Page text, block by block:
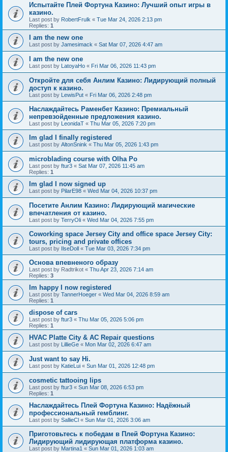
Испытайте Плей Фортуна Казино: Лучший опыт игры в
казино.
Last post by RobertFrulk « Tue Mar 24, 2026 2:13 pm
Replies: 1
I am the new one
Last post by Jamesimack « Sat Mar 07, 2026 4:47 am
I am the new one
Last post by LatoyaHo « Fri Mar 06, 2026 11:43 pm
Откройте для себя Анлим Казино: Лидирующий полный
доступ к казино.
Last post by LewisPut « Fri Mar 06, 2026 2:48 pm
Наслаждайтесь Раменбет Казино: Премиальный
непревзойденные предложения казино.
Last post by LeonidaT « Thu Mar 05, 2026 7:20 pm
Im glad I finally registered
Last post by AltonSnink « Thu Mar 05, 2026 1:43 pm
microblading course with Olha Po
Last post by ftur3 « Sat Mar 07, 2026 11:45 am
Replies: 1
Im glad I now signed up
Last post by PilarE98 « Wed Mar 04, 2026 10:37 pm
Посетите Анлим Казино: Лидирующий магические
впечатления от казино.
Last post by TerryOli « Wed Mar 04, 2026 7:55 pm
Coworking space Jersey City and office space Jersey City:
tours, pricing and private offices
Last post by IlseDoll « Tue Mar 03, 2026 7:34 pm
Основа впевненого образу
Last post by Radtrikot « Thu Apr 23, 2026 7:14 am
Replies: 3
Im happy I now registered
Last post by TannerHoeger « Wed Mar 04, 2026 8:59 am
Replies: 1
dispose of cars
Last post by ftur3 « Thu Mar 05, 2026 5:06 pm
Replies: 1
HVAC Platte City & AC Repair questions
Last post by LillieGe « Mon Mar 02, 2026 6:47 am
Just want to say Hi.
Last post by KatieLui « Sun Mar 01, 2026 12:48 pm
cosmetic tattooing lips
Last post by ftur3 « Sun Mar 08, 2026 6:53 pm
Replies: 1
Наслаждайтесь Плей Фортуна Казино: Надёжный
профессиональный гемблинг.
Last post by SallieCl « Sun Mar 01, 2026 3:06 am
Приготовьтесь к победам в Плей Фортуна Казино:
Лидирующий лидирующая платформа казино.
Last post by Martina1 « Sun Mar 01, 2026 1:03 am